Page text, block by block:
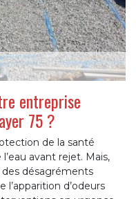
entreprise
75 ?
de la santé
avant rejet. Mais,
désagréments
d’odeurs